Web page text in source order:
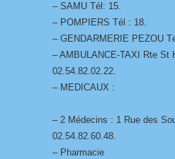
– SAMU Tél: 15.
– POMPIERS Tél : 18.
– GENDARMERIE PEZOU
– AMBULANCE-TAXI Rte St
02.54.82.02.22.
– MEDICAUX :
– 2 Médecins : 1 Rue des
02.54.82.60.48.
– Pharmacie